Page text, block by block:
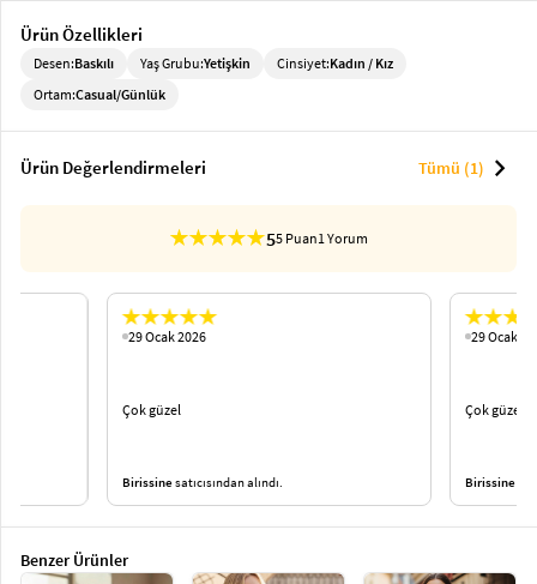
Ürün Özellikleri
Desen:Baskılı Yaş Grubu:Yetişkin Cinsiyet:Kadın / Kız
Ortam:Casual/Günlük
Ürün Değerlendirmeleri Tümü (1) chevron_right
55 Puan1 Yorum
29 Ocak 2026
Çok güzel
Birissinesatıcısından alındı.
29 Ocak
Çok güzel
Birissine
Benzer Ürünler